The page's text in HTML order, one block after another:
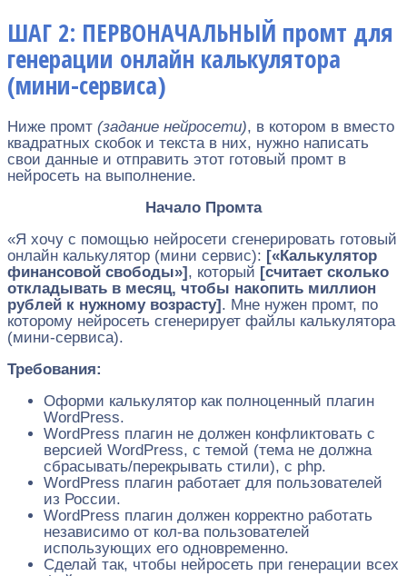
ШАГ 2: ПЕРВОНАЧАЛЬНЫЙ промт для
генерации онлайн калькулятора
(мини-сервиса)
Ниже промт (задание нейросети), в котором в вместо
квадратных скобок и текста в них, нужно написать
свои данные и отправить этот готовый промт в
нейросеть на выполнение.
Начало Промта
«Я хочу с помощью нейросети сгенерировать готовый
онлайн калькулятор (мини сервис): [«Калькулятор
финансовой свободы»], который [считает сколько
откладывать в месяц, чтобы накопить миллион
рублей к нужному возрасту]. Мне нужен промт, по
которому нейросеть сгенерирует файлы калькулятора
(мини-сервиса).
Требования:
Оформи калькулятор как полноценный плагин
WordPress.
WordPress плагин не должен конфликтовать с
версией WordPress, с темой (тема не должна
сбрасывать/перекрывать стили), с php.
WordPress плагин работает для пользователей
из России.
WordPress плагин должен корректно работать
независимо от кол-ва пользователей
использующих его одновременно.
Сделай так, чтобы нейросеть при генерации всех